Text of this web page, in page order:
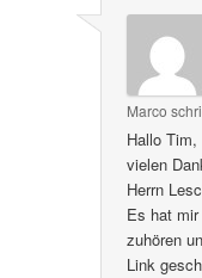
Marco
Hallo Tim,
vielen
Herrn
Es hat
zuhören
Link